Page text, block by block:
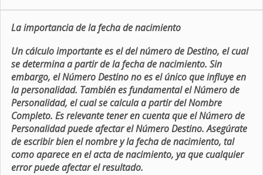
La importancia de la fecha de nacimiento
Un cálculo importante es el del número de Destino, el cual
se determina a partir de la fecha de nacimiento. Sin
embargo, el Número Destino no es el único que influye en
la personalidad. También es fundamental el Número de
Personalidad, el cual se calcula a partir del Nombre
Completo. Es relevante tener en cuenta que el Número de
Personalidad puede afectar el Número Destino. Asegúrate
de escribir bien el nombre y la fecha de nacimiento, tal
como aparece en el acta de nacimiento, ya que cualquier
error puede afectar el resultado.